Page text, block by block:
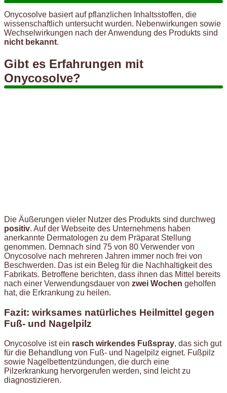
Onycosolve basiert auf pflanzlichen Inhaltsstoffen, die
wissenschaftlich untersucht wurden. Nebenwirkungen sowie
Wechselwirkungen nach der Anwendung des Produkts sind
nicht bekannt.
Gibt es Erfahrungen mit
Onycosolve?
Die Äußerungen vieler Nutzer des Produkts sind durchweg
positiv. Auf der Webseite des Unternehmens haben
anerkannte Dermatologen zu dem Präparat Stellung
genommen. Demnach sind 75 von 80 Verwender von
Onycosolve nach mehreren Jahren immer noch frei von
Beschwerden. Das ist ein Beleg für die Nachhaltigkeit des
Fabrikats. Betroffene berichten, dass ihnen das Mittel bereits
nach einer Verwendungsdauer von zwei Wochen geholfen
hat, die Erkrankung zu heilen.
Fazit: wirksames natürliches Heilmittel gegen
Fuß- und Nagelpilz
Onycosolve ist ein rasch wirkendes Fußspray, das sich gut
für die Behandlung von Fuß- und Nagelpilz eignet. Fußpilz
sowie Nagelbettentzündungen, die durch eine
Pilzerkrankung hervorgerufen werden, sind leicht zu
diagnostizieren.